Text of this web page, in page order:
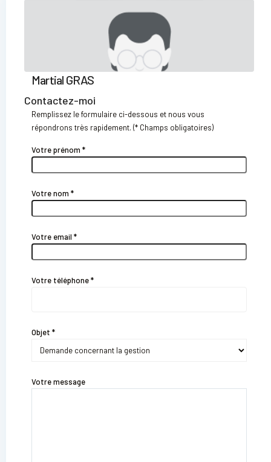
Martial GRAS
Contactez-moi
Remplissez le formulaire ci-dessous et nous vous
répondrons très rapidement. (* Champs obligatoires)
Votre prénom *
Votre nom *
Votre email *
Votre téléphone *
Objet *
Votre message